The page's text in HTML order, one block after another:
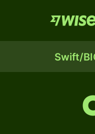
Swift/